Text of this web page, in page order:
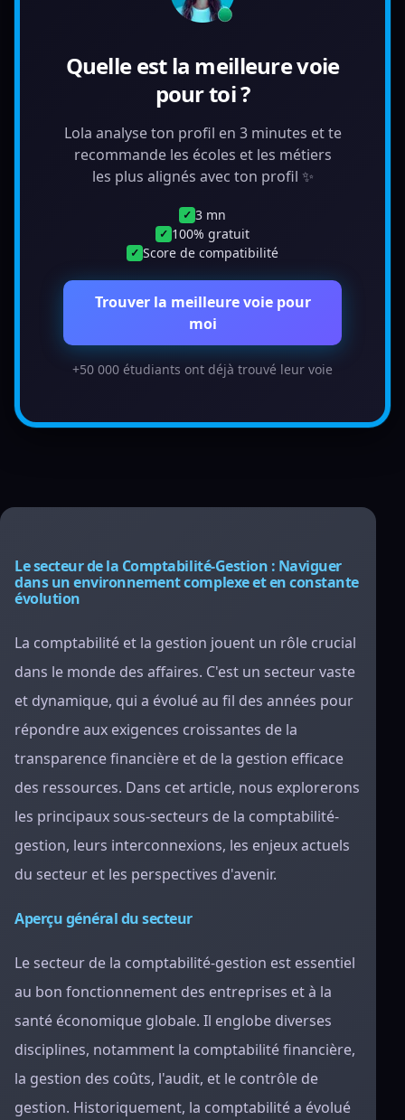
Quelle est la meilleure voie
pour toi ?
Lola analyse ton profil en 3 minutes et te
recommande les écoles et les métiers
les plus alignés avec ton profil ✨
✓ 3 mn
✓ 100% gratuit
✓ Score de compatibilité
Trouver la meilleure voie pour
moi
+50 000 étudiants ont déjà trouvé leur voie
Le secteur de la Comptabilité-Gestion : Naviguer
dans un environnement complexe et en constante
évolution
La comptabilité et la gestion jouent un rôle crucial
dans le monde des affaires. C'est un secteur vaste
et dynamique, qui a évolué au fil des années pour
répondre aux exigences croissantes de la
transparence financière et de la gestion efficace
des ressources. Dans cet article, nous explorerons
les principaux sous-secteurs de la comptabilité-
gestion, leurs interconnexions, les enjeux actuels
du secteur et les perspectives d'avenir.
Aperçu général du secteur
Le secteur de la comptabilité-gestion est essentiel
au bon fonctionnement des entreprises et à la
santé économique globale. Il englobe diverses
disciplines, notamment la comptabilité financière,
la gestion des coûts, l'audit, et le contrôle de
gestion. Historiquement, la comptabilité a évolué